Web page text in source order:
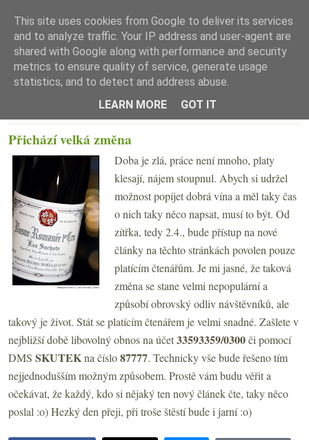
☰ Menu
Přichází velká změna
Doba je zlá, práce není mnoho, platy
klesají, nájem stoupnul. Abych si udržel
možnost popíjet dobrá vína a měl taky čas
o nich taky něco napsat, musí to být. Od
zítřka, tedy 2.4., bude přístup na nové
články na těchto stránkách povolen pouze
platícím čtenářům. Je mi jasné, že taková
změna se stane velmi nepopulární a
způsobí obrovský odliv návštěvníků, ale
takový je život. Stát se platícím čtenářem je velmi snadné. Zašlete v
nejbližší době libovolný obnos na účet33593359/0300či pomocí
DMS SKUTEKna číslo87777. Technicky vše bude řešeno tím
nejjednodušším možným způsobem. Prostě vám budu věřit a
očekávat, že každý, kdo si nějaký ten nový článek čte, taky něco
poslal :o) Hezký den přeji, při troše štěstí bude i jarní :o)
This site uses cookies from Google to deliver its services
and to analyze traffic. Your IP address and user-agent are
shared with Google along with performance and security
metrics to ensure quality of service, generate usage
statistics, and to detect and address abuse.
LEARN MORE
GOT IT